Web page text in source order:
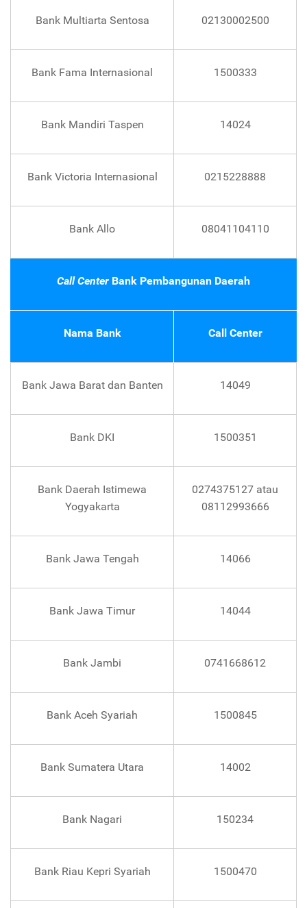
Bank Multiarta Sentosa 02130002500
Bank Fama Internasional 1500333
Bank Mandiri Taspen 14024
Bank Victoria Internasional 0215228888
Bank Allo 08041104110
Call Center Bank Pembangunan Daerah
Nama Bank Call Center
Bank Jawa Barat dan Banten 14049
Bank DKI 1500351
Bank Daerah Istimewa
Yogyakarta
0274375127 atau
08112993666
Bank Jawa Tengah 14066
Bank Jawa Timur 14044
Bank Jambi 0741668612
Bank Aceh Syariah 1500845
Bank Sumatera Utara 14002
Bank Nagari 150234
Bank Riau Kepri Syariah 1500470